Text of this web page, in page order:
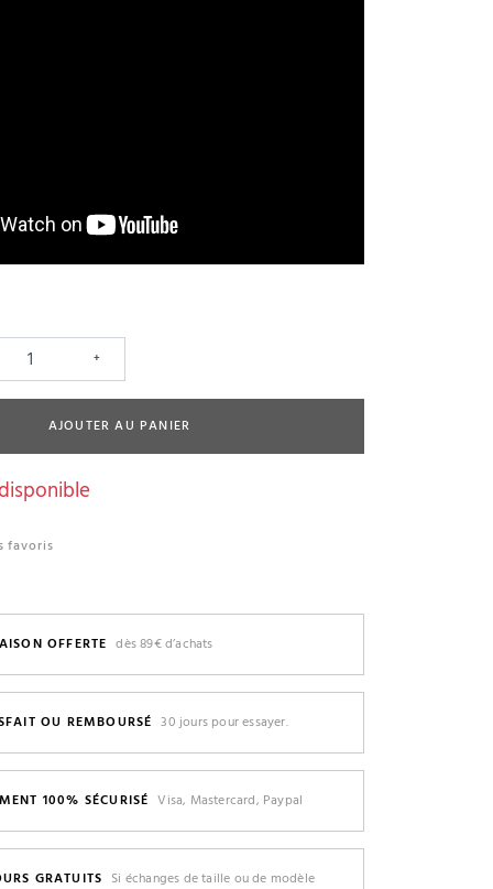
+
AJOUTER AU PANIER
favoris
OFFERTE dès 89€ d’achats
OU REMBOURSÉ 30 jours pour essayer.
100% SÉCURISÉ Visa, Mastercard, Paypal
GRATUITS Si échanges de taille ou de modèle